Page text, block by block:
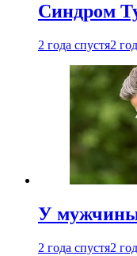
Синдром
2 года спустя2
У мужчины
2 года спустя2